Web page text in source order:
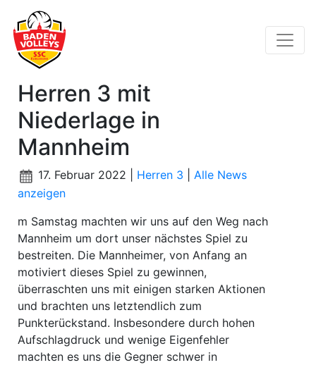
Herren 3 mit
Niederlage in
Mannheim
17. Februar 2022 | Herren 3
Alle News
anzeigen
m Samstag machten wir uns auf den Weg nach
Mannheim um dort unser nächstes Spiel zu
bestreiten. Die Mannheimer, von Anfang an
motiviert dieses Spiel zu gewinnen,
überraschten uns mit einigen starken Aktionen
und brachten uns letztendlich zum
Punkterückstand. Insbesondere durch hohen
Aufschlagdruck und wenige Eigenfehler
machten es uns die Gegner schwer in